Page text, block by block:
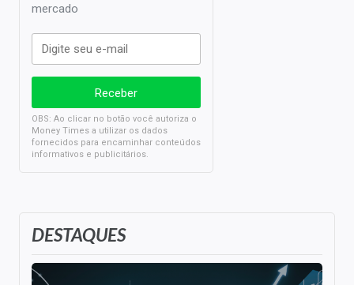
DESTAQUES
mercado
OBS: Ao clicar no botão você autoriza o
Money Times a utilizar os dados
fornecidos para encaminhar conteúdos
informativos e publicitários.